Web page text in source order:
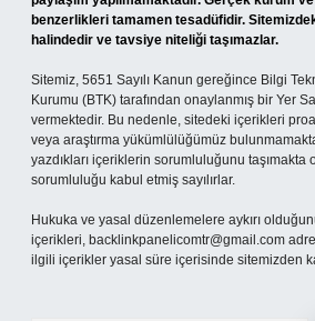
benzerlikleri tamamen tesadüfidir.
halindedir ve tavsiye niteliği taşımazlar.
Sitemiz, 5651 Sayılı Kanun gereğince Bilgi
Kurumu (BTK) tarafından onaylanmış bir Yer
vermektedir. Bu nedenle, sitedeki içerikleri
veya araştırma yükümlülüğümüz
yazdıkları içeriklerin sorumluluğunu taşımakta
sorumluluğu kabul etmiş sayılırlar.
Hukuka ve yasal düzenlemelere aykırı
içerikleri, backlinkpanelicomtr@gmail.com
ilgili içerikler yasal süre içerisinde sitemizden